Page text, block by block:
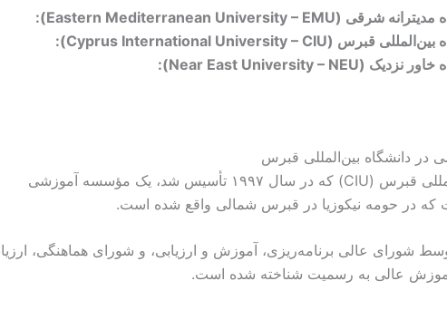
مدیترانه شرقی (Eastern Mediterranean University – EMU):
بین‌المللی قبرس (Cyprus International University – CIU):
خاور نزدیک (Near East University – NEU):
در دانشگاه بین‌المللی قبرس
دانشگاه بین‌المللی قبرس (CIU) که در سال ۱۹۹۷ تأسیس شد، یک مؤسسه آموزشی
در حومه نیکوزیا در قبرس شمالی واقع شده است.
شورای عالی برنامه‌ریزی، آموزش و ارزیابی، و شورای هماهنگی،
عالی به رسمیت شناخته شده است.